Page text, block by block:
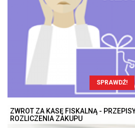
SPRAWDŹ!
ZWROT ZA KASĘ FISKALNĄ -
ROZLICZENIA ZAKUPU